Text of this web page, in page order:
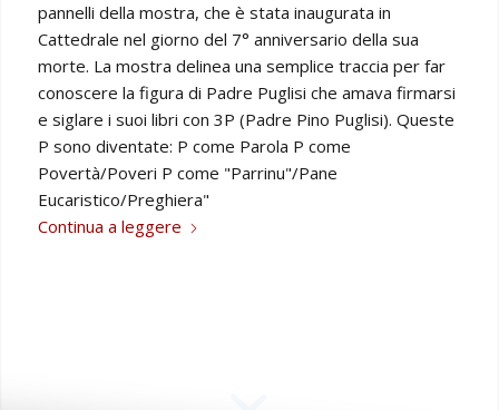
pannelli della mostra, che è stata inaugurata in
Cattedrale nel giorno del 7° anniversario della sua
morte. La mostra delinea una semplice traccia per far
conoscere la figura di Padre Puglisi che amava firmarsi
e siglare i suoi libri con 3P (Padre Pino Puglisi). Queste
P sono diventate: P come Parola P come
Povertà/Poveri P come "Parrinu"/Pane
Eucaristico/Preghiera"
Continua a leggere